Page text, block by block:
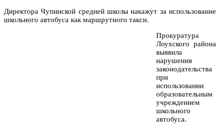
Директора Чупинской средней школы накажут за использование
школьного автобуса как маршрутного такси.
Прокуратура
Лоухского района
выявила
нарушения
законодательства
при
использовании
образовательным
учреждением
школьного
автобуса.